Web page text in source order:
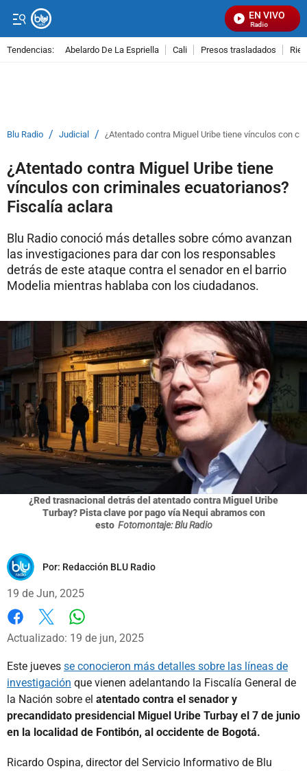
EN VIVO
Señal Visual Radio
Tendencias: Abelardo De La Espriella Cali Presos trasladados
Blu Radio / Judicial / ¿Atentado contra Miguel Uribe tiene vínculos con
¿Atentado contra Miguel Uribe tiene
vínculos con criminales ecuatorianos?
Fiscalía aclara
Blu Radio conoció más detalles sobre cómo avanzan
las investigaciones para dar con los responsables
detrás de este ataque contra el senador en el barrio
Modelia mientras hablaba con los ciudadanos.
¿Red trasnacional detrás del atentado contra Miguel Uribe
Turbay? Pista clave por pago vía Nequi abramos con
esto Fotomontaje: Blu Radio
Por: Redacción BLU Radio
19 de Jun, 2025
Facebook
X
Actualizado: 19 de jun, 2025
Este jueves se conocieron más detalles sobre las líneas de
investigación que vienen adelantando la Fiscalía General de
la Nación sobre el atentado contra el senador y
precandidato presidencial Miguel Uribe Turbay el 7 de junio
en la localidad de Fontibón, al occidente de Bogotá.
Ricardo Ospina, director del Servicio Informativo de Blu